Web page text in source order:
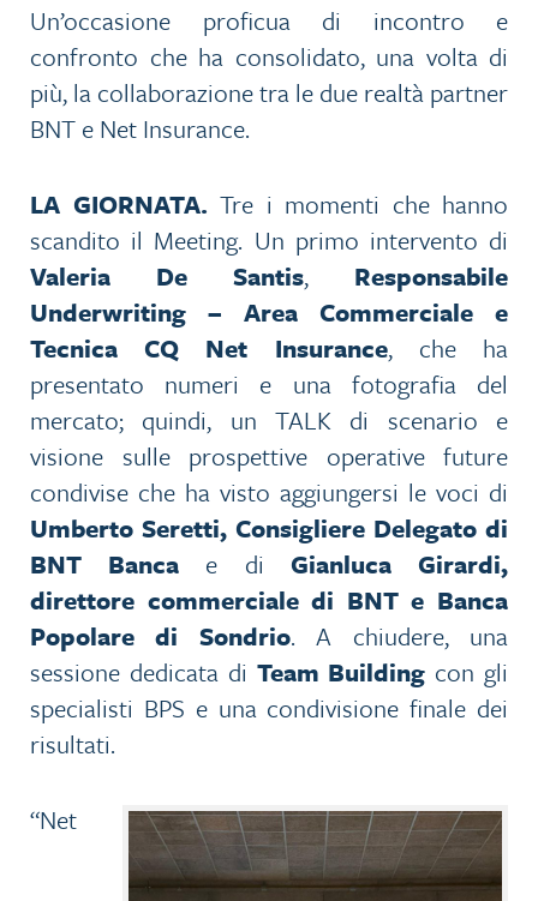
Un’occasione proficua di incontro e
confronto che ha consolidato, una volta di
più, la collaborazione tra le due realtà partner
BNT e Net Insurance.
LA GIORNATA. Tre i momenti che hanno
scandito il Meeting. Un primo intervento di
Valeria De Santis, Responsabile
Underwriting – Area Commerciale e
Tecnica CQ Net Insurance, che ha
presentato numeri e una fotografia del
mercato; quindi, un TALK di scenario e
visione sulle prospettive operative future
condivise che ha visto aggiungersi le voci di
Umberto Seretti, Consigliere Delegato di
BNT Banca e di Gianluca Girardi,
direttore commerciale di BNT e Banca
Popolare di Sondrio. A chiudere, una
sessione dedicata di Team Building con gli
specialisti BPS e una condivisione finale dei
risultati.
“Net